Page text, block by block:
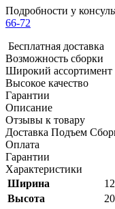
Подробности у
66-72
Бесплатная доставка
Возможность сборки
Широкий ассортимент
Высокое качество
Гарантии
Описание
Отзывы к товару
Доставка Подъем
Оплата
Гарантии
Характеристики
Ширина
Высота